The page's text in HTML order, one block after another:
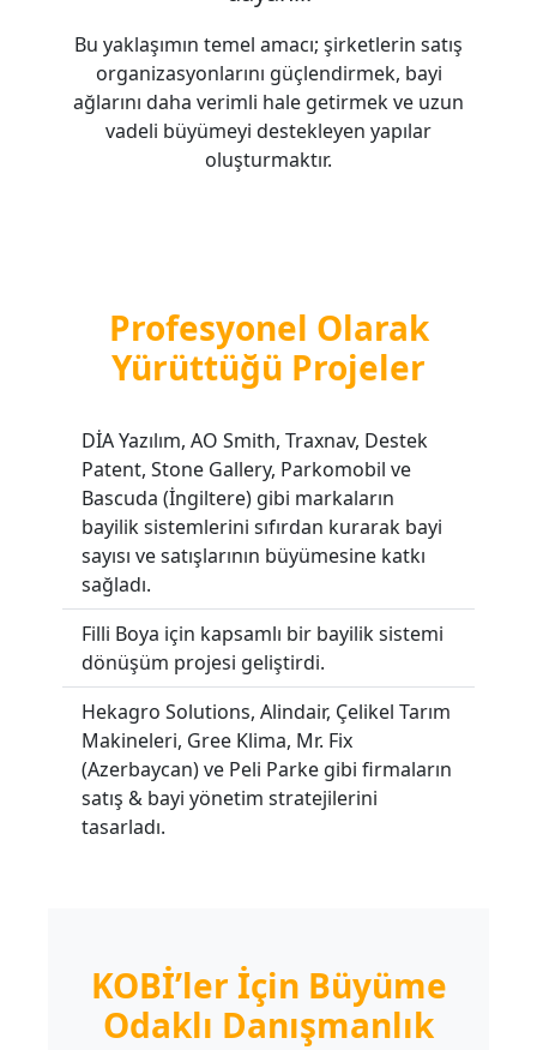
Bu yaklaşımın temel amacı; şirketlerin satış
organizasyonlarını güçlendirmek, bayi
ağlarını daha verimli hale getirmek ve uzun
vadeli büyümeyi destekleyen yapılar
oluşturmaktır.
Profesyonel Olarak
Yürüttüğü Projeler
DİA Yazılım, AO Smith, Traxnav, Destek
Patent, Stone Gallery, Parkomobil ve
Bascuda (İngiltere) gibi markaların
bayilik sistemlerini sıfırdan kurarak bayi
sayısı ve satışlarının büyümesine katkı
sağladı.
Filli Boya için kapsamlı bir bayilik sistemi
dönüşüm projesi geliştirdi.
Hekagro Solutions, Alindair, Çelikel Tarım
Makineleri, Gree Klima, Mr. Fix
(Azerbaycan) ve Peli Parke gibi firmaların
satış & bayi yönetim stratejilerini
tasarladı.
KOBİ’ler İçin Büyüme
Odaklı Danışmanlık